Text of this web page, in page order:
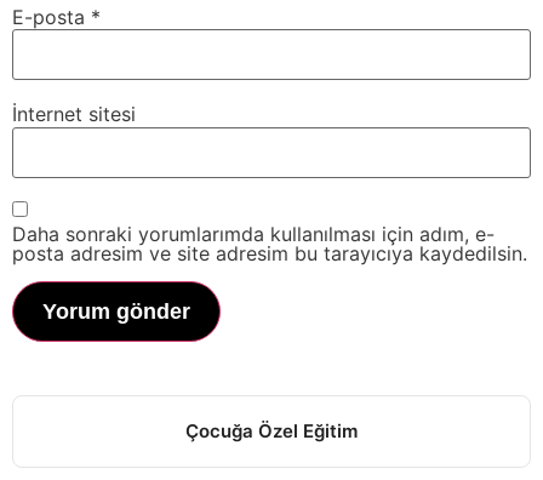
E-posta *
İnternet sitesi
Daha sonraki yorumlarımda kullanılması için adım, e-
posta adresim ve site adresim bu tarayıcıya kaydedilsin.
Çocuğa Özel Eğitim